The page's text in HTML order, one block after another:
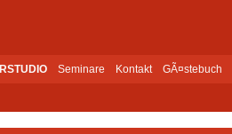
Seminare Kontakt GÃ¤stebuch